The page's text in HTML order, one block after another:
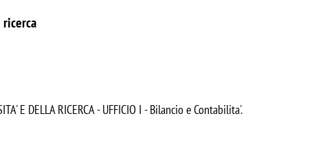
E DELLA RICERCA - UFFICIO I - Bilancio e Contabilita'.